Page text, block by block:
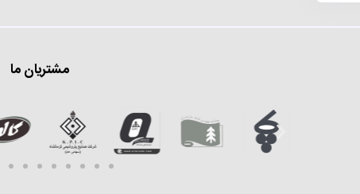
مشتریان ما